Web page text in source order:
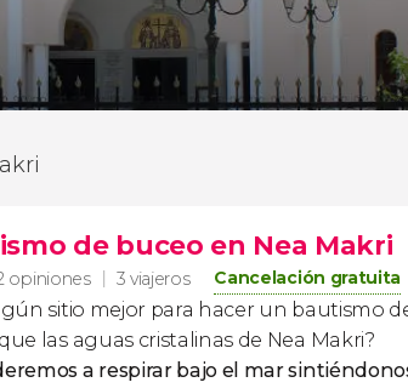
de buceo en Nea Makri
opiniones 3 viajeros Cancelación gratuita
sitio mejor para hacer un bautismo
las aguas cristalinas de Nea Makri?
a respirar bajo el mar